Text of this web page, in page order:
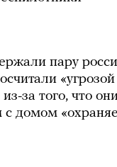
пару
«угрозой
за того, что
с домом